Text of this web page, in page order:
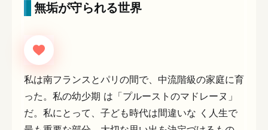
無垢が守られる世界
私は南フランスとパリの間で、中流階級の家庭に育
った。私の幼少期 は「プルーストのマドレーヌ」
だ。私にとって、子ども時代は間違いな く人生で